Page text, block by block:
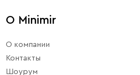
О Minimir
О компании
Контакты
Шоурум